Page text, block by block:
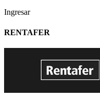
Ingresar
RENTAFER